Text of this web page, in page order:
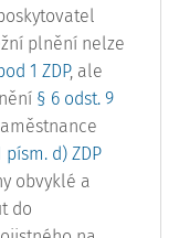
plnění nelze
1 ZDP, ale
§ 6 odst. 9
písm. d) ZDP
obvyklé a
do